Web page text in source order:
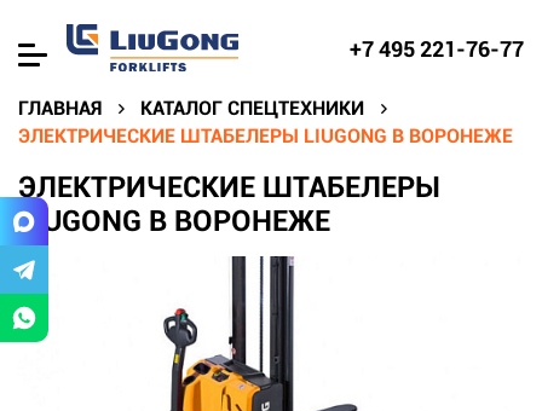
+7 495 221-76-77
ГЛАВНАЯ
КАТАЛОГ СПЕЦТЕХНИКИ
ЭЛЕКТРИЧЕСКИЕ ШТАБЕЛЕРЫ LIUGONG В ВОРОНЕЖЕ
ЭЛЕКТРИЧЕСКИЕ ШТАБЕЛЕРЫ
LIUGONG В ВОРОНЕЖЕ